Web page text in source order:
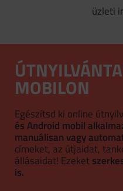
üzleti
MOBILON
Egészítsd ki online
és Android mobil
manuálisan vagy
címeket, az útjaidat,
állásaidat! Ezeket
is.